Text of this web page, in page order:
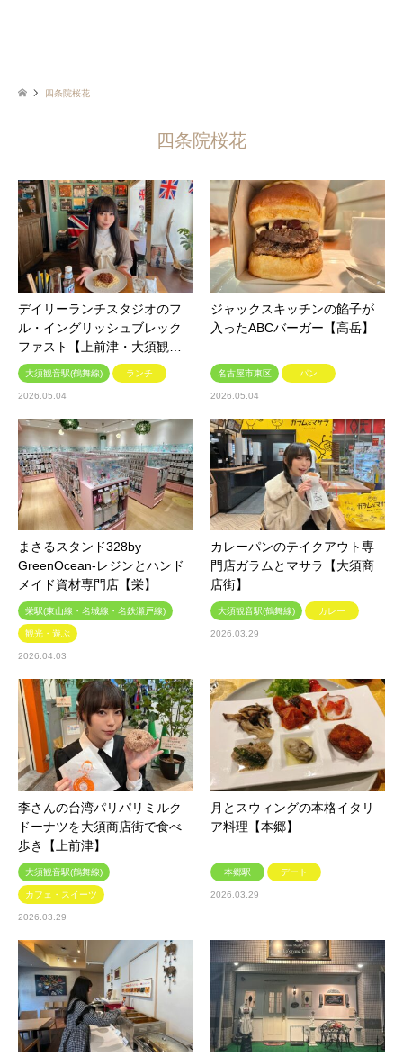
四条院桜花
四条院桜花
デイリーランチスタジオのフ
ル・イングリッシュブレック
ファスト【上前津・大須観…
大須観音駅(鶴舞線) ランチ
2026.05.04
ジャックスキッチンの餡子が
入ったABCバーガー【高岳】
名古屋市東区 パン
2026.05.04
まさるスタンド328by
GreenOcean-レジンとハンド
メイド資材専門店【栄】
栄駅(東山線・名城線・名鉄瀬戸線)
観光・遊ぶ
2026.04.03
カレーパンのテイクアウト専
門店ガラムとマサラ【大須商
店街】
大須観音駅(鶴舞線) カレー
2026.03.29
李さんの台湾パリパリミルク
ドーナツを大須商店街で食べ
歩き【上前津】
大須観音駅(鶴舞線)
カフェ・スイーツ
2026.03.29
月とスウィングの本格イタリ
ア料理【本郷】
本郷駅 デート
2026.03.29